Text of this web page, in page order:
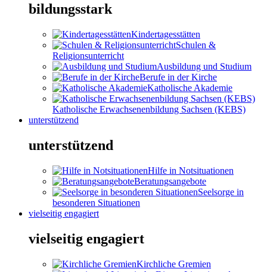
bildungsstark
Kindertagesstätten
Schulen &
Religionsunterricht
Ausbildung und Studium
Berufe in der Kirche
Katholische Akademie
Katholische Erwachsenenbildung Sachsen (KEBS)
unterstützend
unterstützend
Hilfe in Notsituationen
Beratungsangebote
Seelsorge in
besonderen Situationen
vielseitig engagiert
vielseitig engagiert
Kirchliche Gremien